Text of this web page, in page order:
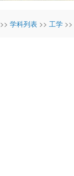
>> 学科列表 >> 工学 >>